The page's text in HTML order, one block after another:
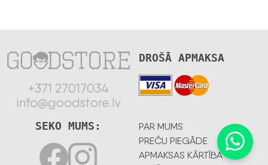
+371 27017034
info@goodstore.lv
DROŠĀ APMAKSA
PAR MUMS
PREČU PIEGĀDE
APMAKSAS KĀRTĪBA
SEKO MUMS: